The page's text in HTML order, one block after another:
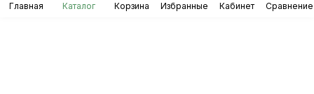
Главная Каталог Корзина Избранные Кабинет Сравнение